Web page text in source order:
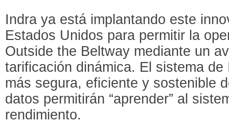
Indra ya está implantando este
Estados Unidos para permitir la
Outside the Beltway mediante un
tarificación dinámica. El sistema
más segura, eficiente y sostenible
datos permitirán “aprender” al
rendimiento.